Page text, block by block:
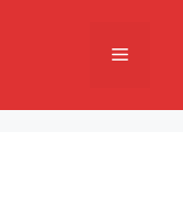
Menú